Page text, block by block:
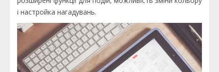
і настройка нагадувань.